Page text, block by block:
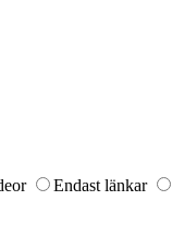
Endast länkar